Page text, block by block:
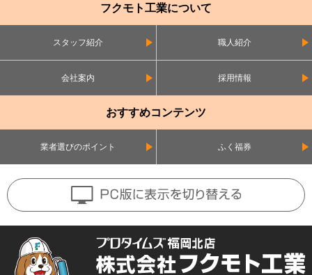
フクモト工業について
スタッフ紹介 職人紹介
会社案内 採用情報
おすすめコンテンツ
業者選びのポイント ふく福券